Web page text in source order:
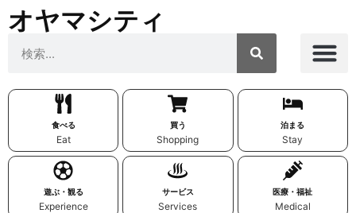
オヤマシティ
食べる
Eat
買う
Shopping
泊まる
Stay
遊ぶ・観る
Experience
サービス
Services
医療・福祉
Medical